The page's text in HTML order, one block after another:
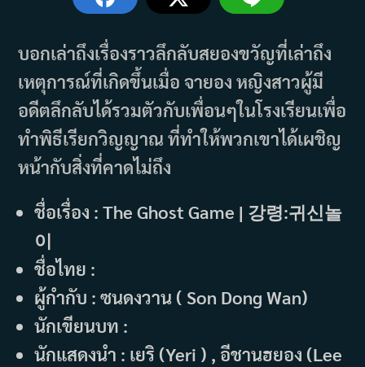
บอกเล่าถึงเรื่องราวลึกลับสยองขวัญที่เล่าถึง
เหตุการณ์ที่เกิดขึ้นเมื่อ จายอง หญิงสาวผู้มี
อดีตลึกลับได้รวมตัวกับเพื่อนๆในโรงเรียนเพื่อ
ทำพิธีเรียกวิญญาณ ที่ทำให้พวกเขาได้เผชิญ
หน้ากับสิ่งที่คาดไม่ถึง
ชื่อเรื่อง : The Ghost Game | 강령:귀신놀
이
ชื่อไทย :
ผู้กำกับ : ซนดงวาน ( Son Dong Wan)
นักเขียนบท :
นักแสดงนำ : เยริ (Yeri ) , อีชานฮยอง (Lee